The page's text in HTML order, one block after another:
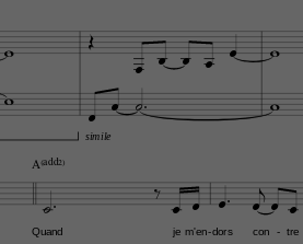
Quand je m'en dors
- con tre
-
simile
A(„ˆˆ2)
 
    

    
      